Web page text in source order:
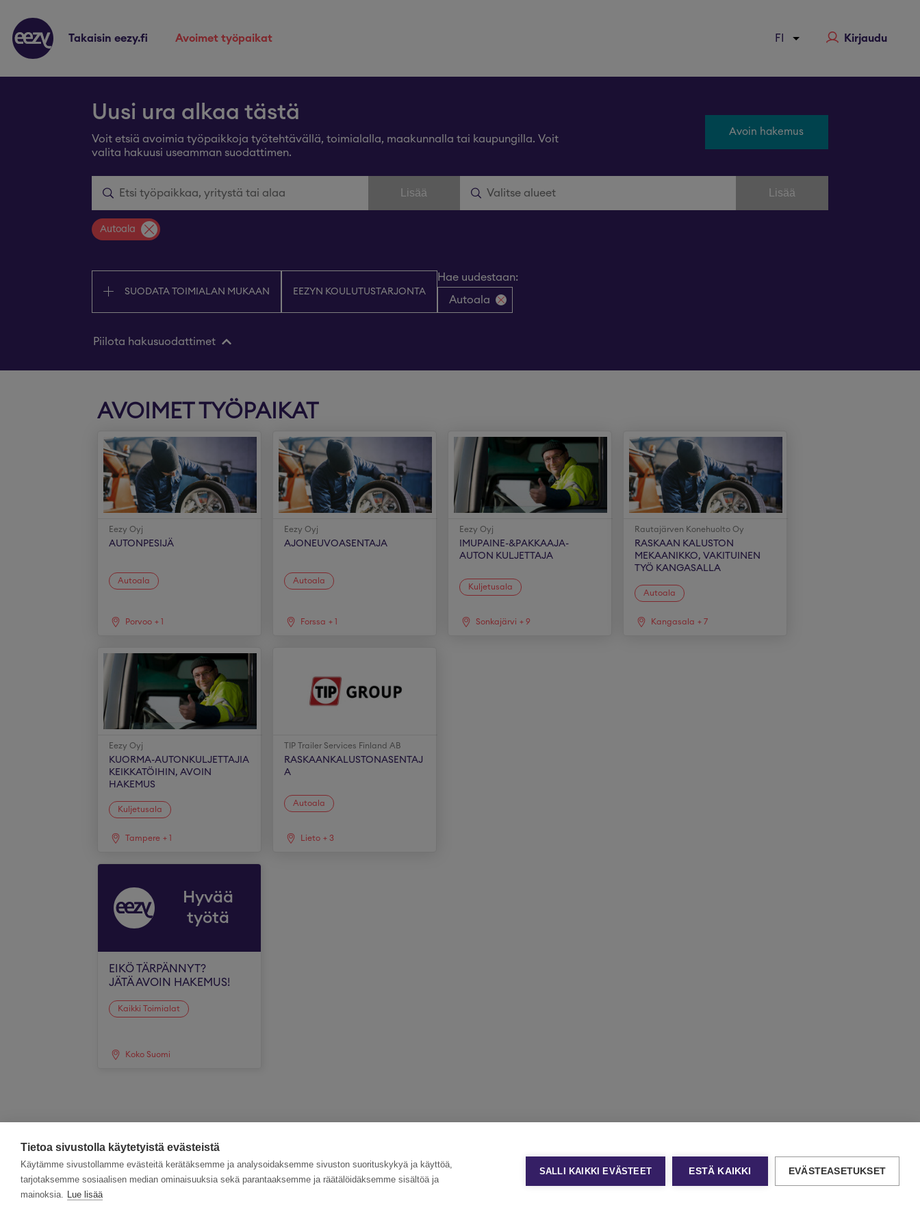
takaisin eezy.fi avoimet työpaikat Kirjaudu
Uusi ura alkaa tästä
Voit etsiä avoimia työpaikkoja työtehtävällä, toimialalla, maakunnalla tai kaupungilla. Voit
valita hakuusi useamman suodattimen.
Avoin hakemus
Lisää
Autoala
Lisää
SUODATA TOIMIALAN MUKAAN EEZYN KOULUTUSTARJONTA
Hae uudestaan:
Autoala
Piilota hakusuodattimet
AVOIMET TYÖPAIKAT
Eezy Oyj
AUTONPESIJÄ
Autoala
Porvoo +1
Eezy Oyj
AJONEUVOASENTAJA
Autoala
Forssa +1
Eezy Oyj
IMUPAINE-&PAKKAAJA-
AUTON KULJETTAJA
Kuljetusala
Sonkajärvi +9
Rautajärven Konehuolto Oy
RASKAAN KALUSTON
MEKAANIKKO, VAKITUINEN
TYÖ KANGASALLA
Autoala
Kangasala +7
Eezy Oyj
KUORMA-AUTONKULJETTAJIA
KEIKKATÖIHIN, AVOIN
HAKEMUS
Kuljetusala
Tampere +1
TIP Trailer Services Finland AB
RASKAANKALUSTONASENTAJ
A
Autoala
Lieto +3
Hyvää
työtä
EIKÖ TÄRPÄNNYT?
JÄTÄ AVOIN HAKEMUS!
Kaikki Toimialat
Koko Suomi
Tietoa sivustolla käytetyistä evästeistä
Käytämme sivustollamme evästeitä kerätäksemme ja analysoidaksemme sivuston suorituskykyä ja käyttöä,
tarjotaksemme sosiaalisen median ominaisuuksia sekä parantaaksemme ja räätälöidäksemme sisältöä ja
mainoksia. Lue lisää
SALLI KAIKKI EVÄSTEET ESTÄ KAIKKI EVÄSTEASETUKSET